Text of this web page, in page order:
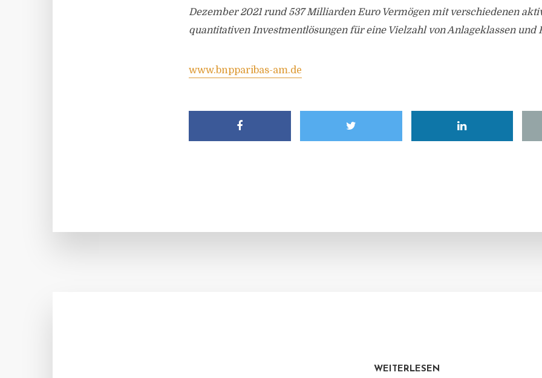
Dezember 2021 rund 537 Milliarden Euro Vermögen mit verschiedenen
quantitativen Investmentlösungen für eine Vielzahl von Anlageklassen und
www.bnpparibas-am.de
WEITERLESEN